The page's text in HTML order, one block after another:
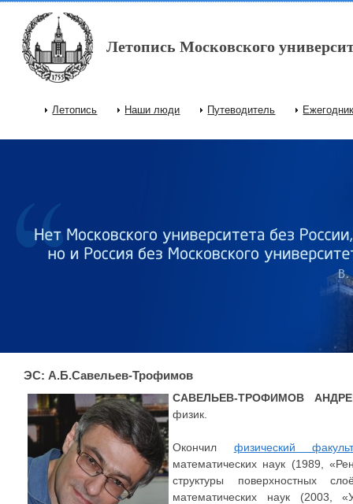
Перейти к основному содержанию
Летопись Московского
Главное меню
Летопись Наши люди Путеводитель
ЭС: А.Б.Савельев-Трофимов
САВЕЛЬЕВ-ТРОФИМОВ
физик.
Окончил физический
математических наук (1989,
структуры поверхностных
математических наук (2003,